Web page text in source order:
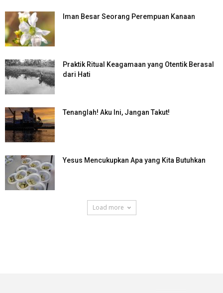
Iman Besar Seorang Perempuan Kanaan
Praktik Ritual Keagamaan yang Otentik Berasal
dari Hati
Tenanglah! Aku Ini, Jangan Takut!
Yesus Mencukupkan Apa yang Kita Butuhkan
Load more